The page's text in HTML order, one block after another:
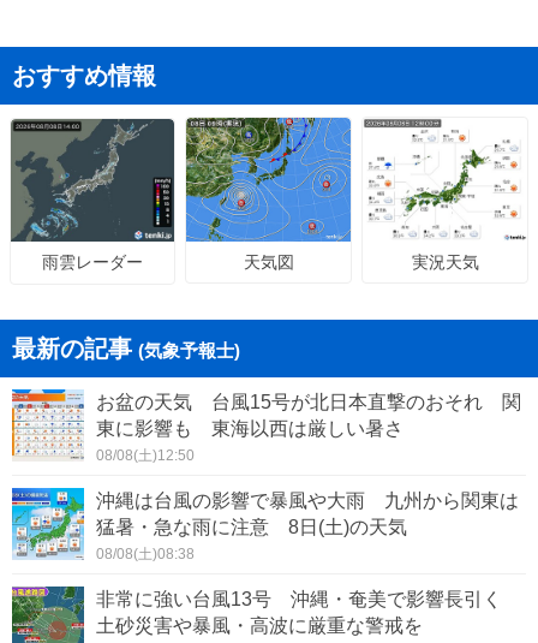
おすすめ情報
雨雲レーダー 天気図 実況天気
最新の記事 (気象予報士)
お盆の天気 台風15号が北日本直撃のおそれ 関
東に影響も 東海以西は厳しい暑さ
08/08(土)12:50
沖縄は台風の影響で暴風や大雨 九州から関東は
猛暑・急な雨に注意 8日(土)の天気
08/08(土)08:38
非常に強い台風13号 沖縄・奄美で影響長引く
土砂災害や暴風・高波に厳重な警戒を